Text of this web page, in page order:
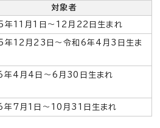
対象者
年11月1日～12月22日生まれ
年12月23日～令和6年4月3日生ま
年4月4日～6月30日生まれ
年7月1日～10月31日生まれ